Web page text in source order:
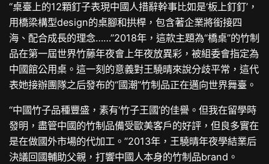
“桌臺上的12顆釘子表現中國人措辭幹事比如是‘板上釘釘’，
用橋梁構型design的桌腳和拱桿，包含著企業將銜接四
海、配合成長的理念……”2018年，這款主題為“橋桌”的竹制
品在第一屆世界竹藤年夜會上年夜放異彩，被組委會指定為
中國館公用桌。這一刻的意義對王驍晴來說分歧平常，這代
表她接辦團隊之后發布的“國潮”竹制品正在邁向世界舞臺。
“中國竹子品種豐盛，素有‘竹子王國’的佳譽。但我在留學時
發明，盡管中國的竹制品備受歐美客戶的好評，但良多實在
是在做國外市場的代加工。”2013年，王驍晴年夜學結業后
決議回國輔助父親，打響中國人本身的竹制品brand。